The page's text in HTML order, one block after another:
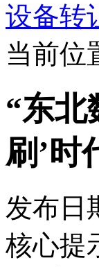
设备转
当前位
“东北
刷’时
发布日
核心提